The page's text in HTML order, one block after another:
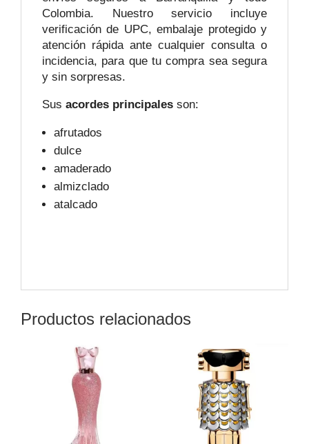
Colombia. Nuestro servicio incluye
verificación de UPC, embalaje protegido y
atención rápida ante cualquier consulta o
incidencia, para que tu compra sea segura
y sin sorpresas.
Sus acordes principales son:
afrutados
dulce
amaderado
almizclado
atalcado
Productos relacionados